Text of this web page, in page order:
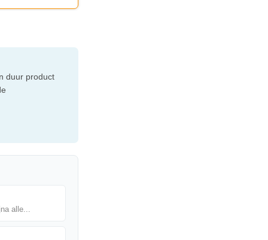
duur product
alle...